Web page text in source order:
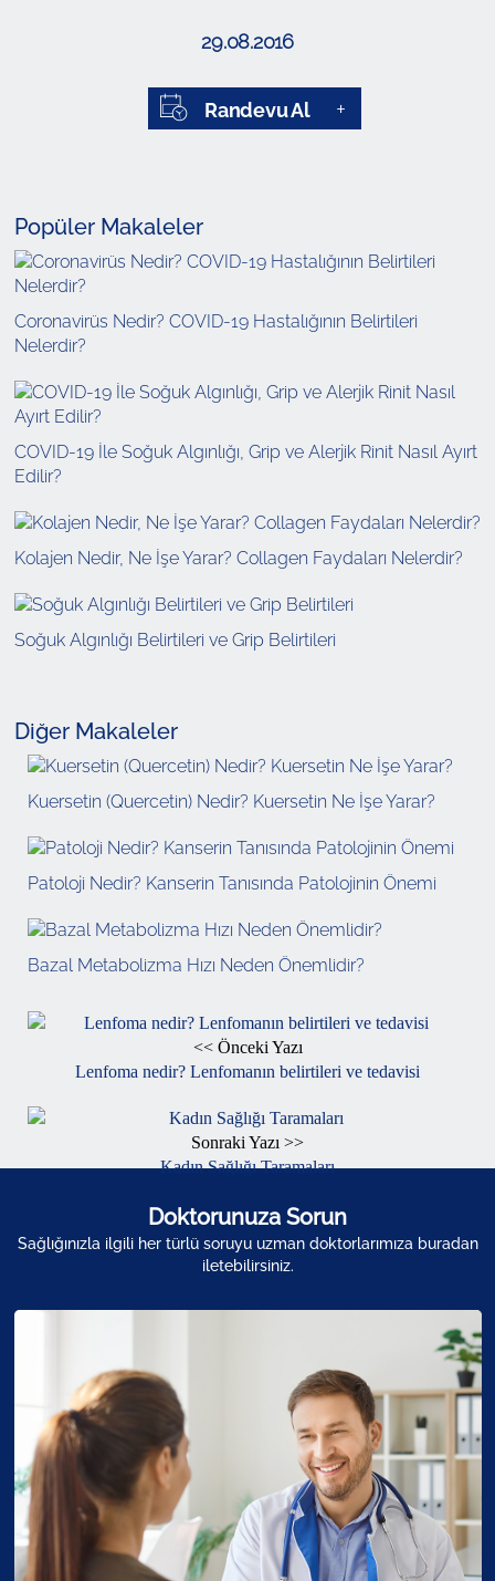
29.08.2016
Randevu Al
Popüler Makaleler
Coronavirüs Nedir? COVID-19 Hastalığının Belirtileri
Nelerdir?
COVID-19 İle Soğuk Algınlığı, Grip ve Alerjik Rinit Nasıl Ayırt
Edilir?
Kolajen Nedir, Ne İşe Yarar? Collagen Faydaları Nelerdir?
Soğuk Algınlığı Belirtileri ve Grip Belirtileri
Diğer Makaleler
Kuersetin (Quercetin) Nedir? Kuersetin Ne İşe Yarar?
Patoloji Nedir? Kanserin Tanısında Patolojinin Önemi
Bazal Metabolizma Hızı Neden Önemlidir?
<< Önceki Yazı
Lenfoma nedir? Lenfomanın belirtileri ve tedavisi
Sonraki Yazı >>
Kadın Sağlığı Taramaları
Doktorunuza Sorun
Sağlığınızla ilgili her türlü soruyu uzman doktorlarımıza buradan
iletebilirsiniz.